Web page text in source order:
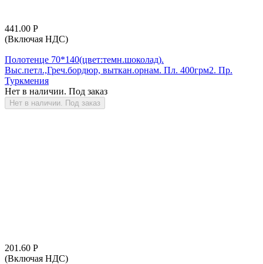
441.00 Р
(Включая НДС)
Полотенце 70*140(цвет:темн.шоколад).
Выс.петл.,Греч.бордюр, выткан.орнам. Пл. 400грм2. Пр.
Туркмения
Нет в наличии. Под заказ
Нет в наличии. Под заказ
201.60 Р
(Включая НДС)